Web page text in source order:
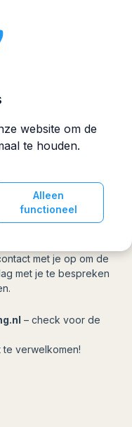
1 Diploma – een hele
met je op om de
met je te bespreken
– check voor de
te verwelkomen!
website om de
te houden.
Alleen
functioneel